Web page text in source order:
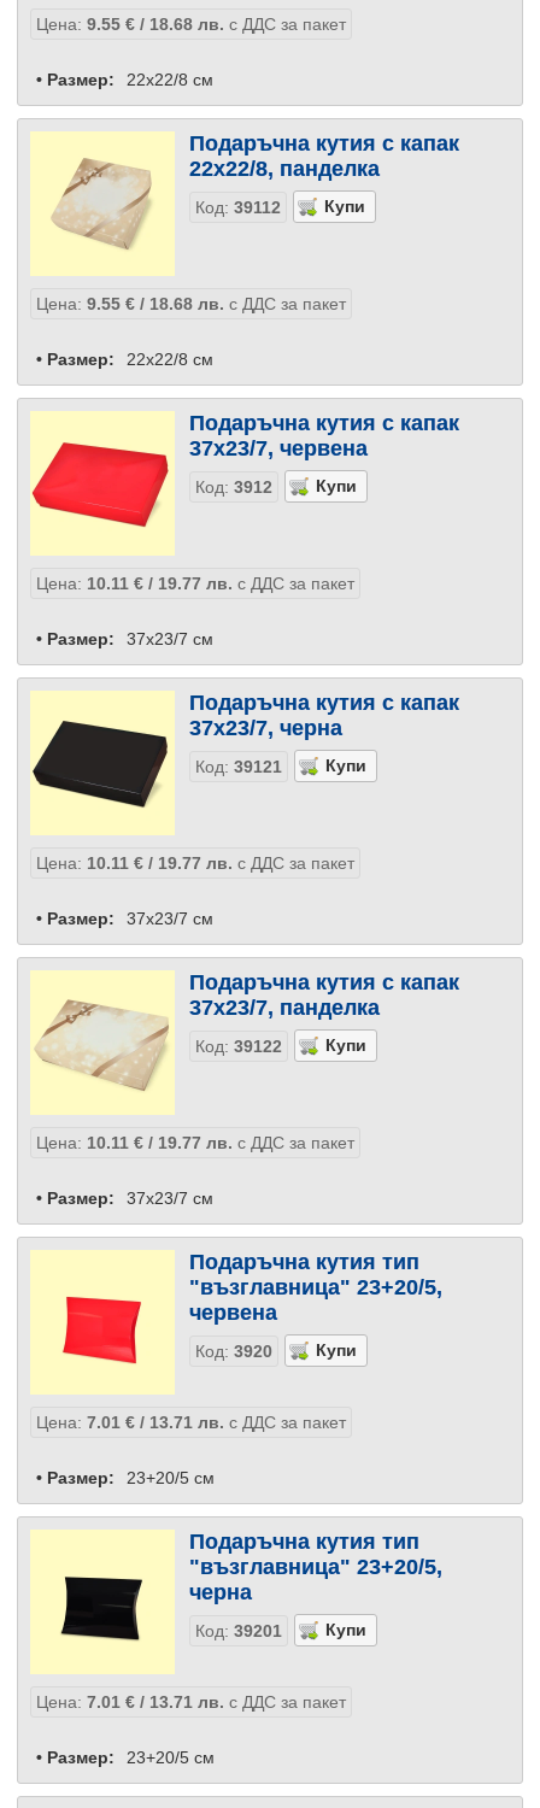
Цена: 9.55 €/ 18.68 лв. с ДДС за пакет
• Размер: 22x22/8 см
Подаръчна кутия с капак
22x22/8, панделка
Код: 39112
Цена: 9.55 €/ 18.68 лв. с ДДС за пакет
• Размер: 22x22/8 см
Подаръчна кутия с капак
37x23/7, червена
Код: 3912
Цена: 10.11 €/ 19.77 лв. с ДДС за пакет
• Размер: 37x23/7 см
Подаръчна кутия с капак
37x23/7, черна
Код: 39121
Цена: 10.11 €/ 19.77 лв. с ДДС за пакет
• Размер: 37x23/7 см
Подаръчна кутия с капак
37x23/7, панделка
Код: 39122
Цена: 10.11 €/ 19.77 лв. с ДДС за пакет
• Размер: 37x23/7 см
Подаръчна кутия тип
"възглавница" 23+20/5,
червена
Код: 3920
Цена: 7.01 €/ 13.71 лв. с ДДС за пакет
• Размер: 23+20/5 см
Подаръчна кутия тип
"възглавница" 23+20/5,
черна
Код: 39201
Цена: 7.01 €/ 13.71 лв. с ДДС за пакет
• Размер: 23+20/5 см